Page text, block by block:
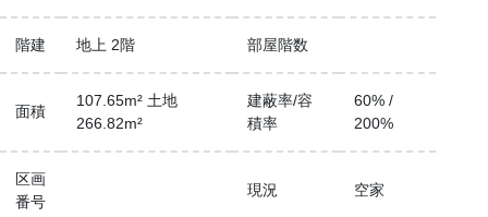
階建 地上 2階 部屋階数
面積
107.65m² 土地
266.82m²
建蔽率/容
積率
60% /
200%
区画
番号
現況 空家